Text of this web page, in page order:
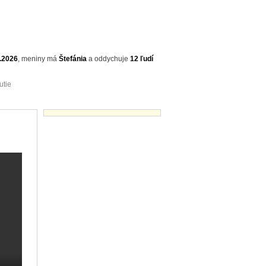
, meniny má Štefánia a oddychuje 12 ľudí